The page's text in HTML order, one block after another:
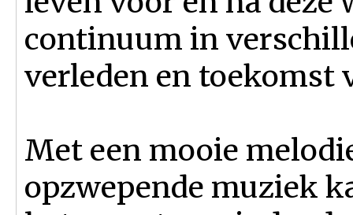
continuum in
verleden en
Met een mooie
opzwepende muziek